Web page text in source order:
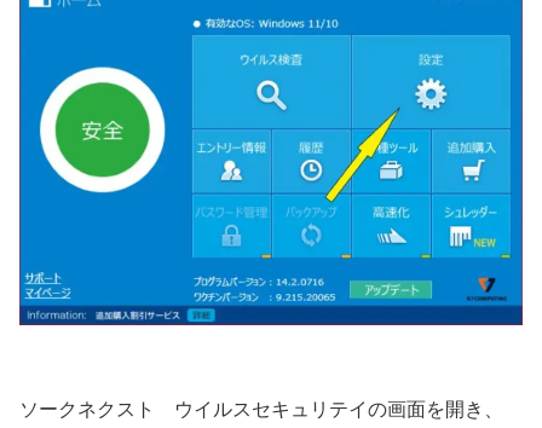
ソークネクスト ウイルスセキュリテイの画面を開き、